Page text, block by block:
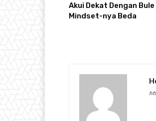
Akui Dekat Dengan
Mindset-nya Beda